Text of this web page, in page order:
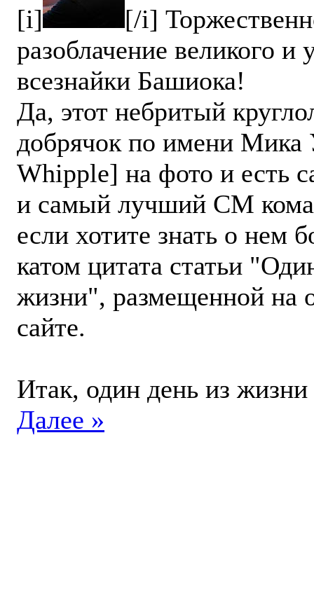
[i]
[/i]
разоблачение великого и
всезнайки Башиока!
Да, этот небритый
добрячок по имени
Whipple] на фото и есть
и самый лучший СМ
если хотите знать о нем
катом цитата статьи
жизни", размещенной на
сайте.
Итак, один день из
Далее »